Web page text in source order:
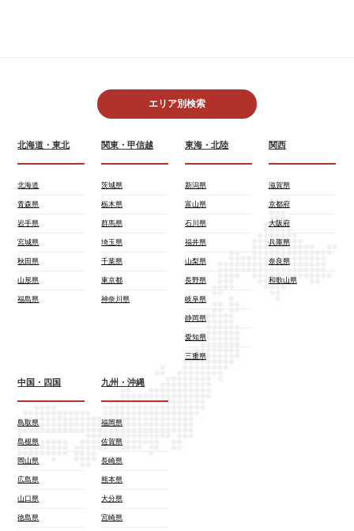
エリア別検索
北海道・東北
北海道
青森県
岩手県
宮城県
秋田県
山形県
福島県
関東・甲信越
茨城県
栃木県
群馬県
埼玉県
千葉県
東京都
神奈川県
東海・北陸
新潟県
富山県
石川県
福井県
山梨県
長野県
岐阜県
静岡県
愛知県
三重県
関西
滋賀県
京都府
大阪府
兵庫県
奈良県
和歌山県
中国・四国
鳥取県
島根県
岡山県
広島県
山口県
徳島県
九州・沖縄
福岡県
佐賀県
長崎県
熊本県
大分県
宮崎県